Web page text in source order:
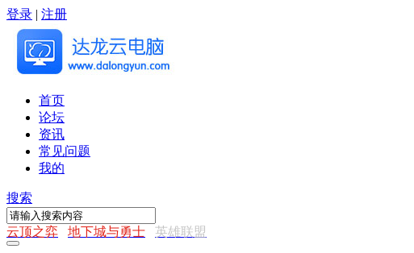
登录 | 注册
首页
论坛
资讯
常见问题
我的
搜索
云顶之弈 地下城与勇士 英雄联盟